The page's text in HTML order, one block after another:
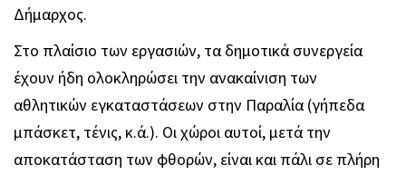
Δήμαρχος.
Στο πλαίσιο των εργασιών, τα δημοτικά συνεργεία
έχουν ήδη ολοκληρώσει την ανακαίνιση των
αθλητικών εγκαταστάσεων στην Παραλία (γήπεδα
μπάσκετ, τένις, κ.ά.). Οι χώροι αυτοί, μετά την
αποκατάσταση των φθορών, είναι και πάλι σε πλήρη